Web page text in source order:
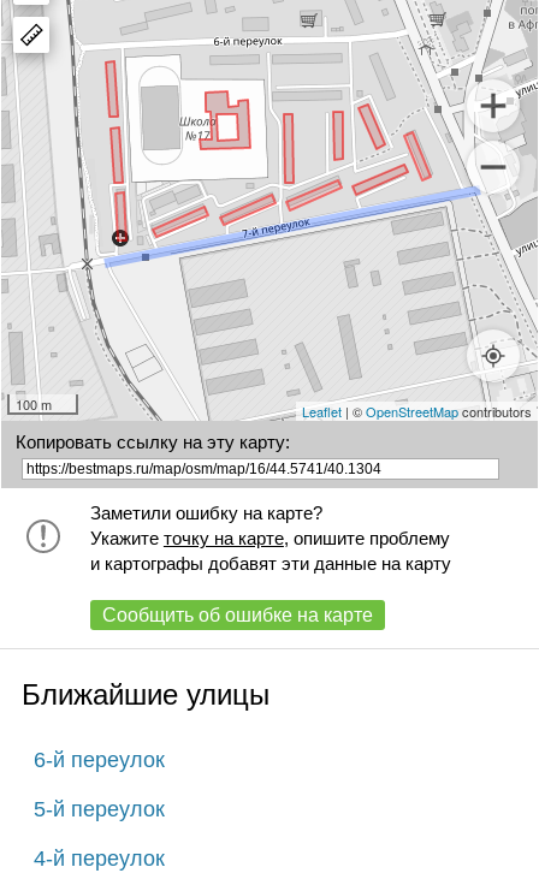
polygon
a
marker
100 m Leaflet| ©OpenStreetMapcontributors
Копировать ссылку на эту карту:
Заметили ошибку на карте?
Укажите точку на карте, опишите проблему
и картографы добавят эти данные на карту
Сообщить об ошибке на карте
Ближайшие улицы
6-й переулок
5-й переулок
4-й переулок